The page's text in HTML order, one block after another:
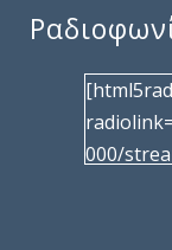
000/